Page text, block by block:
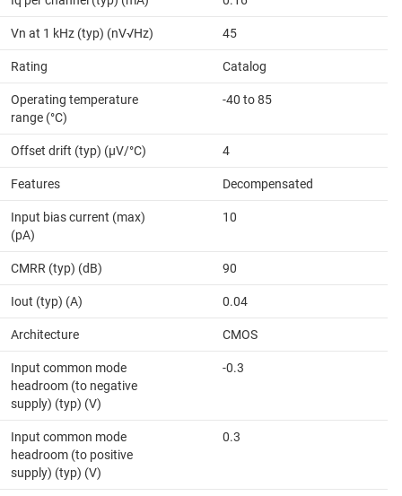
Vn at 1 kHz (typ) (nV√Hz) 45
Rating Catalog
Operating temperature
range (°C)
-40 to 85
Offset drift (typ) (µV/°C) 4
Features Decompensated
Input bias current (max)
(pA)
10
CMRR (typ) (dB) 90
Iout (typ) (A) 0.04
Architecture CMOS
Input common mode
headroom (to negative
supply) (typ) (V)
-0.3
Input common mode
headroom (to positive
supply) (typ) (V)
0.3